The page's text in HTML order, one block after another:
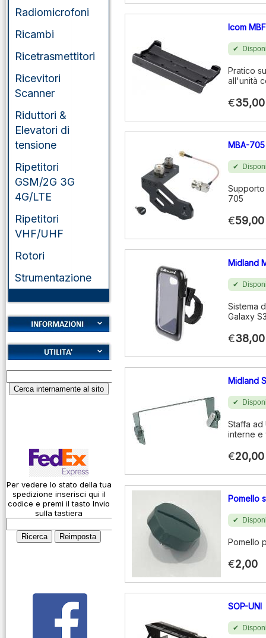
Radiomicrofoni
Ricambi
Ricetrasmettitori
Ricevitori
Scanner
Riduttori &
Elevatori di
tensione
Ripetitori
GSM/2G 3G
4G/LTE
Ripetitori
VHF/UHF
Rotori
Strumentazione
Cookies
Diritto di recesso
Garanzie
Alfabeto Fonetico
ICAO
Codice Q
Come si usa un
cavo
Connessioni
microfoniche
Cosa è l' ADS-B
antenne e cavi
Servizio
Radioelettrico
Per vedere lo stato della tua
spedizione inserisci qui il
codice e premi il tasto Invio
sulla tastiera
Icom
Pratico
all'unità
€35,00
MBA-705
705
€59,00
Midland
Sistema
Galaxy
€38,00
Midland
Staffa ad
interne e
€20,00
Pomello
Pomello
€2,00
SOP-UNI